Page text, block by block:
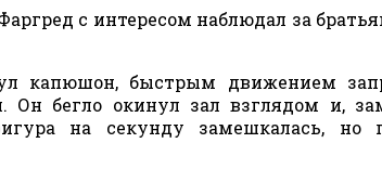
с интересом наблюдал за
капюшон, быстрым движением
Он бегло окинул зал взглядом и,
на секунду замешкалась, но